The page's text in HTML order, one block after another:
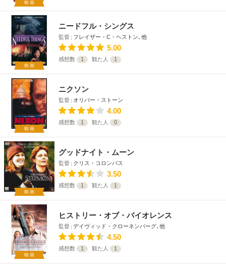
映画
映画
ニードフル・シングス
監督 フレイザー・C・ヘストン､他
5.00
感想数 1 観た人 1
映画
ニクソン
監督 オリバー・ストーン
4.00
感想数 1 観た人 0
映画
グッドナイト・ムーン
監督 クリス・コロンバス
3.50
感想数 1 観た人 1
映画
ヒストリー・オブ・バイオレンス
監督 デイヴィッド・クローネンバーグ､他
4.50
感想数 1 観た人 1